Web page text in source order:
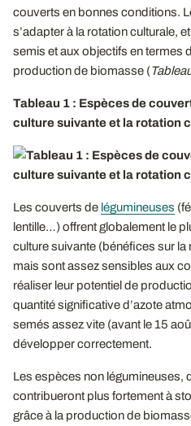
couverts en bonnes conditions.
s’adapter à la rotation culturale,
semis et aux objectifs en termes
production de biomasse (
Tableau 1 : Espèces de
culture suivante et la rotation
Les couverts de légumineuses
lentille…) offrent globalement le
culture suivante (bénéfices sur
mais sont assez sensibles aux
réaliser leur potentiel de
quantité significative d’azote
semés assez vite (avant le 15
développer correctement.
Les espèces non légumineuses,
contribueront plus fortement à
grâce à la production de